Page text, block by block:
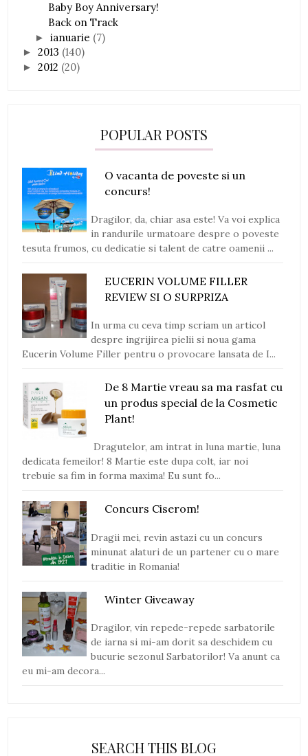
Baby Boy Anniversary!
Back on Track
►ianuarie (7)
►2013 (140)
►2012 (20)
POPULAR POSTS
O vacanta de poveste si un
concurs!
Dragilor, da, chiar asa este! Va voi explica
in randurile urmatoare despre o poveste
tesuta frumos, cu dedicatie si talent de catre oamenii ...
EUCERIN VOLUME FILLER
REVIEW SI O SURPRIZA
In urma cu ceva timp scriam un articol
despre ingrijirea pielii si noua gama
Eucerin Volume Filler pentru o provocare lansata de I...
De 8 Martie vreau sa ma rasfat cu
un produs special de la Cosmetic
Plant!
Dragutelor, am intrat in luna martie, luna
dedicata femeilor! 8 Martie este dupa colt, iar noi
trebuie sa fim in forma maxima! Eu sunt fo...
Concurs Ciserom!
Dragii mei, revin astazi cu un concurs
minunat alaturi de un partener cu o mare
traditie in Romania!
Winter Giveaway
Dragilor, vin repede-repede sarbatorile
de iarna si mi-am dorit sa deschidem cu
bucurie sezonul Sarbatorilor! Va anunt ca
eu mi-am decora...
SEARCH THIS BLOG